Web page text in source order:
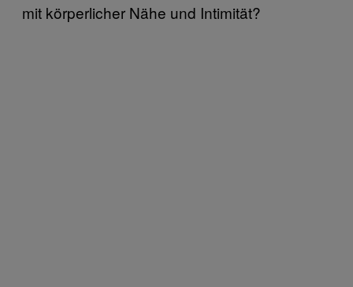
mit körperlicher Nähe und Intimität?